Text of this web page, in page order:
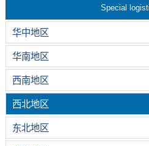
Special
华中地区
华南地区
西南地区
西北地区
东北地区